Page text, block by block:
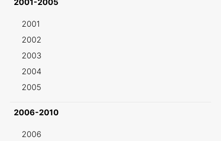
2001-2005
2001
2002
2003
2004
2005
2006-2010
2006